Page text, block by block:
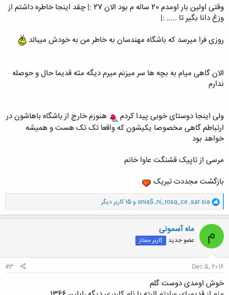
هيييي روزگار
هاااااا
دوستاي جديد .. يادش بخير اسپم پارتي
با بچه ها قرار ميزاشتيم حمله
كنيم پروفايل فلاني : )) تو نيم ساعت شايد ٢٠٠ تا پيام جديد تو پروفايلش
مينوشتيم
كجايين رفيقانم
هر وقت اومدين حتي اگه ٦ ماه ديگه، يه پستي اينجا بفرستيد و يه خاطره ي
قشنگي رو زنده كنيد
وقتی اولین بار اومدم 20 ساله م بود الان 27 :| چقد اینجا خاطره داشتم از
وزغ دانا بگیر تا ..... :|
روزی فرا میرسد که باشگاه مهندسان به خاطر من به خودش میبالد
الان گاهی میام به بچه ها سر میزنم میرم دیگه مثه قدیما حال و حوصله
ندارم
ولی اینجا دوستای خوبی پیدا کردم
هنوزم خارج از باشگاه باهاشون در
ارتباطم گاهی مخصوصا یکیشون که واقعا تک تک هست و همیشه
خواهد بود
مرسی از تاپیک قشنگت عاوا خانم
بازگشت مجددت تبریک
و
ا
ک
ن
ش
ه
ا
sar sia
,
ni_rosa_ce
,
onia$ و 15 کاربر دیگر
م ماه آسمونی
عضو جدید کاربر ممتاز
Dec 5, 2016
#3
خوش اومدی دوست گلم